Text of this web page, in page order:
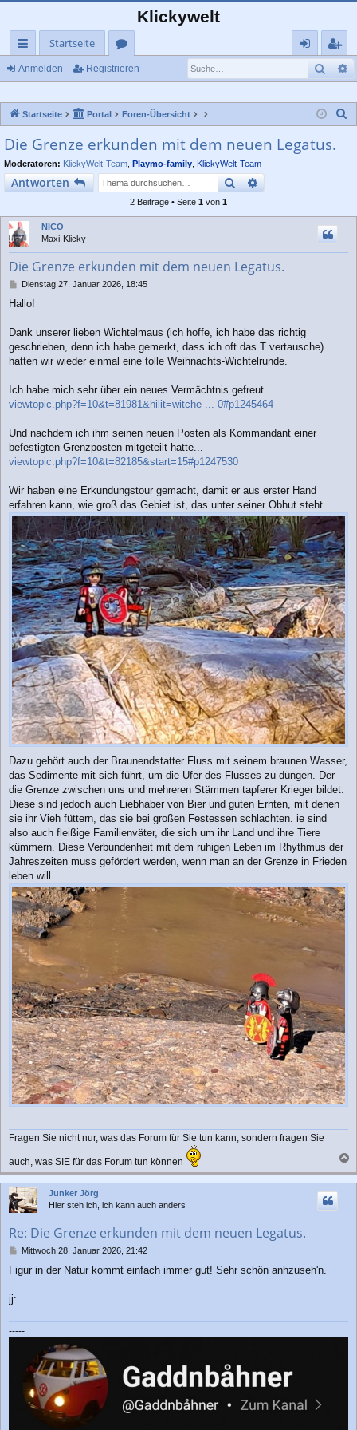
Klickywelt
ch
llz
ug
rif
f
Startseite
or
de
eg
rie
re
Anmelden Registrieren
Startseite Portal Foren-Übersicht
Die Grenze erkunden mit dem neuen Legatus.
Moderatoren: KlickyWelt-Team Playmo-family KlickyWelt-Team
Antworten SucheErweiterte Suche
2 Beiträge • Seite 1 von 1
NICO
Maxi-Klicky
Die Grenze erkunden mit dem neuen Legatus.
B
i
r
a
Dienstag 27. Januar 2026, 18:45
Hallo!
Dank unserer lieben Wichtelmaus (ich hoffe, ich habe das richtig
geschrieben, denn ich habe gemerkt, dass ich oft das T vertausche)
hatten wir wieder einmal eine tolle Weihnachts-Wichtelrunde.
Ich habe mich sehr über ein neues Vermächtnis gefreut...
viewtopic.php?f=10&t=81981&hilit=witche ... 0#p1245464
Und nachdem ich ihm seinen neuen Posten als Kommandant einer
befestigten Grenzposten mitgeteilt hatte...
viewtopic.php?f=10&t=82185&start=15#p1247530
Wir haben eine Erkundungstour gemacht, damit er aus erster Hand
erfahren kann, wie groß das Gebiet ist, das unter seiner Obhut steht.
Dazu gehört auch der Braunendstatter Fluss mit seinem braunen Wasser,
das Sedimente mit sich führt, um die Ufer des Flusses zu düngen. Der
die Grenze zwischen uns und mehreren Stämmen tapferer Krieger bildet.
Diese sind jedoch auch Liebhaber von Bier und guten Ernten, mit denen
sie ihr Vieh füttern, das sie bei großen Festessen schlachten. ie sind
also auch fleißige Familienväter, die sich um ihr Land und ihre Tiere
kümmern. Diese Verbundenheit mit dem ruhigen Leben im Rhythmus der
Jahreszeiten muss gefördert werden, wenn man an der Grenze in Frieden
leben will.
Fragen Sie nicht nur, was das Forum für Sie tun kann, sondern fragen Sie
auch, was SIE für das Forum tun können
a
c
Junker Jörg
Hier steh ich, ich kann auch anders
Re: Die Grenze erkunden mit dem neuen Legatus.
B
i
g
Mittwoch 28. Januar 2026, 21:42
Figur in der Natur kommt einfach immer gut! Sehr schön anhzuseh'n.
jj:
-----